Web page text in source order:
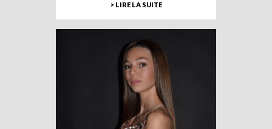
> LIRE LA SUITE